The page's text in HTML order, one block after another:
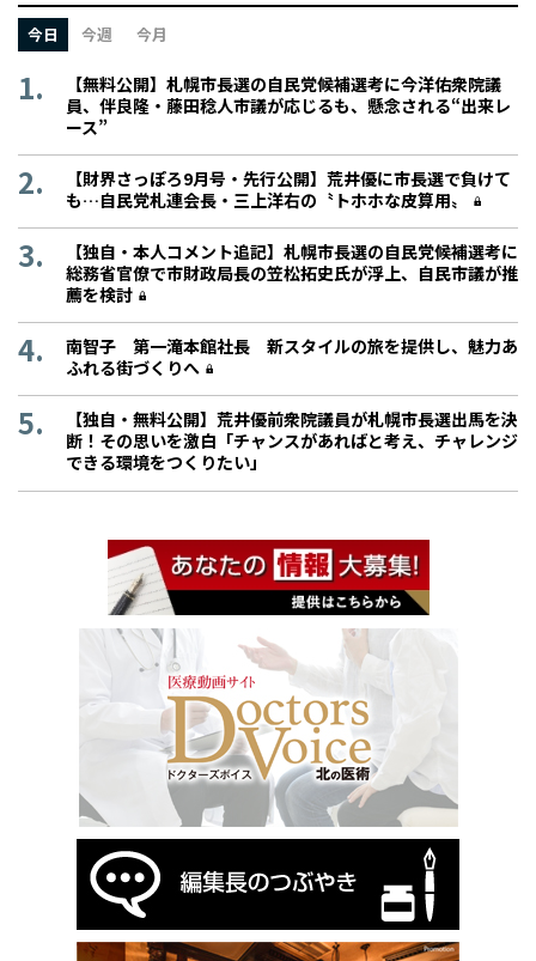
今日 今週 今月
【無料公開】札幌市長選の自民党候補選考に今洋佑衆院議
員、伴良隆・藤田稔人市議が応じるも、懸念される“出来レ
ース”
【財界さっぽろ9月号・先行公開】荒井優に市長選で負けて
も…自民党札連会長・三上洋右の〝トホホな皮算用〟
【独自・本人コメント追記】札幌市長選の自民党候補選考に
総務省官僚で市財政局長の笠松拓史氏が浮上、自民市議が推
薦を検討
南智子 第一滝本館社長 新スタイルの旅を提供し、魅力あ
ふれる街づくりへ
【独自・無料公開】荒井優前衆院議員が札幌市長選出馬を決
断！その思いを激白「チャンスがあればと考え、チャレンジ
できる環境をつくりたい」